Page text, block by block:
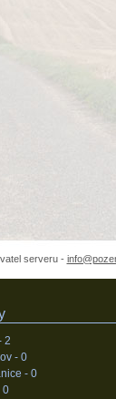
serveru -
2
- 0
- 0
0